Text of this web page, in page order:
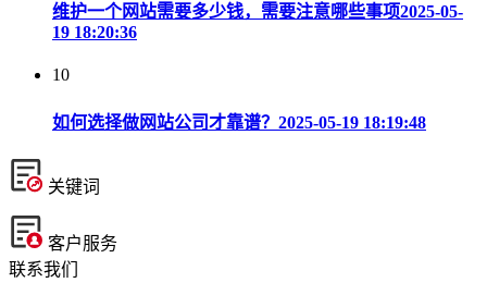
维护一个网站需要多少钱，需要注意哪些事项2025-05-
19 18:20:36
10
如何选择做网站公司才靠谱？ 2025-05-19 18:19:48
关键词
客户服务
联系我们